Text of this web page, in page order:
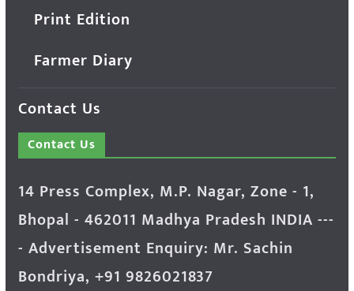
Print Edition
Farmer Diary
Contact Us
Contact Us
14 Press Complex, M.P. Nagar, Zone - 1,
Bhopal - 462011 Madhya Pradesh INDIA ---
- Advertisement Enquiry: Mr. Sachin
Bondriya, +91 9826021837